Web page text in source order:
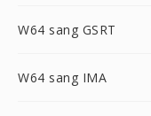
W64 sang GSRT
W64 sang IMA